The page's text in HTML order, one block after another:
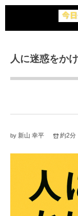
人に迷惑をか
by 新山 幸平 約2分